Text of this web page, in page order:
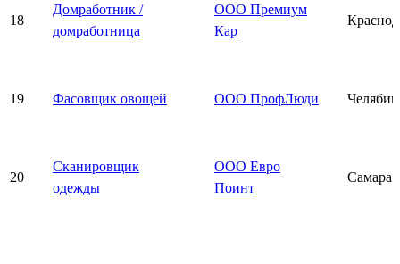
18
Домработник /
домработница
ООО Премиум
Кар
19 Фасовщик овощей ООО ПрофЛюди
20
Сканировщик
одежды
ООО Евро
Поинт
Самара